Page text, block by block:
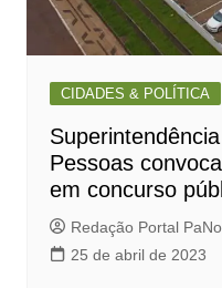
CIDADES & POLÍTICA
Pessoas
em concurso
Redação Portal
25 de abril de 2023